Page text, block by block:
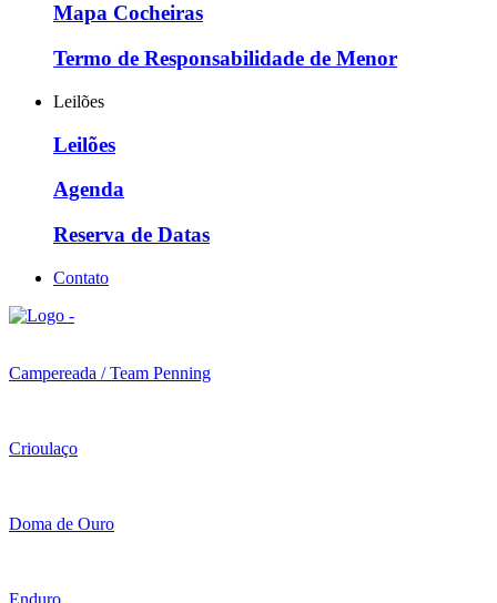
Mapa Cocheiras
Termo de Responsabilidade de Menor
Leilões
Leilões
Agenda
Reserva de Datas
Contato
Campereada / Team Penning
Crioulaço
Doma de Ouro
Enduro